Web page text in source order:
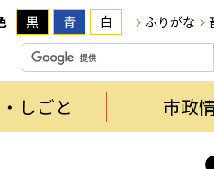
黒 青 白 ふりがな
しごと 市政